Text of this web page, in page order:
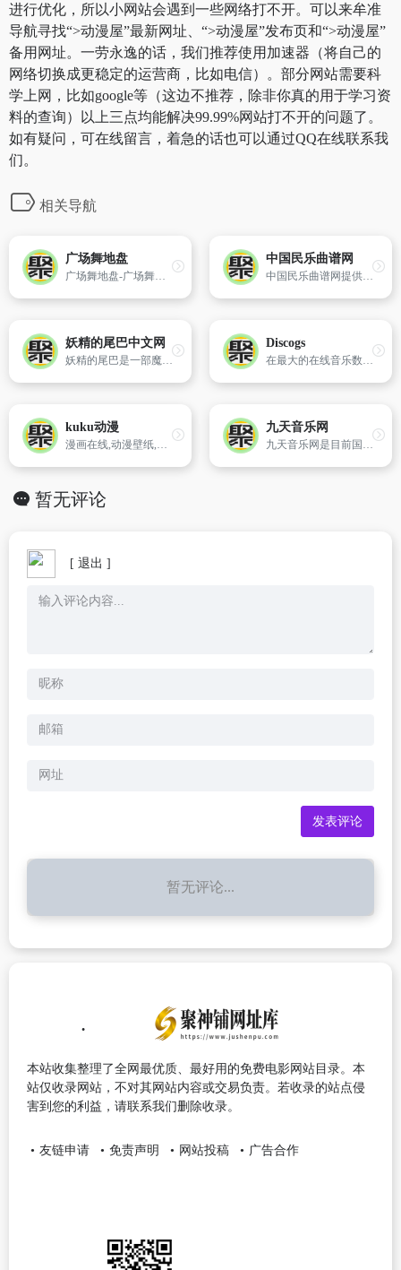
进行优化，所以小网站会遇到一些网络打不开。可以来牟准
导航寻找“>动漫屋”最新网址、“>动漫屋”发布页和“>动漫屋”
备用网址。一劳永逸的话，我们推荐使用加速器（将自己的
网络切换成更稳定的运营商，比如电信）。部分网站需要科
学上网，比如google等（这边不推荐，除非你真的用于学习资
料的查询）以上三点均能解决99.99%网站打不开的问题了。
如有疑问，可在线留言，着急的话也可以通过QQ在线联系我
们。
相关导航
广场舞地盘
广场舞地盘-广场舞学习交流的平台,视频、舞曲应有尽有,实时更新.
中国民乐曲谱网
中国民乐曲谱网提供民乐曲谱,包括古筝曲谱、二胡乐谱、古琴谱、笛子曲谱等
妖精的尾巴中文网
妖精的尾巴是一部魔导师传奇题材的连载动漫,妖精的尾巴漫画中文网第一时间更新妖精的尾巴第二季,妖精的尾巴漫画423话,并提供妖精的尾巴224集在线观看。
Discogs
在最大的在线音乐数据库Discogs上发现音乐。在市场中与收藏家一起购买和销售音乐。
kuku动漫
漫画在线,动漫壁纸,动漫文学,动漫资料,动漫新闻,动漫下载,在线小游戏,动漫音乐,原创涂鸦
九天音乐网
九天音乐网是目前国内最悠久的音乐服务品牌，为用户提供高品质音乐免费试听、正版音乐下载、MV观看、唱片购买。平台汇聚了众多优质音乐人和歌手，拥有流行、民谣、电子、摇滚等十多个流派的原创音乐作品。
暂无评论
[ 退出 ]
暂无评论...
本站收集整理了全网最优质、最好用的免费电影网站目录。本
站仅收录网站，不对其网站内容或交易负责。若收录的站点侵
害到您的利益，请联系我们删除收录。
友链申请 免责声明 网站投稿 广告合作